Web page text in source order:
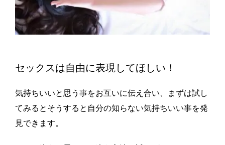
セックスは自由に表現してほしい！
気持ちいいと思う事をお互いに伝え合い、まずは試し
てみるとそうすると自分の知らない気持ちいい事を発
見できます。